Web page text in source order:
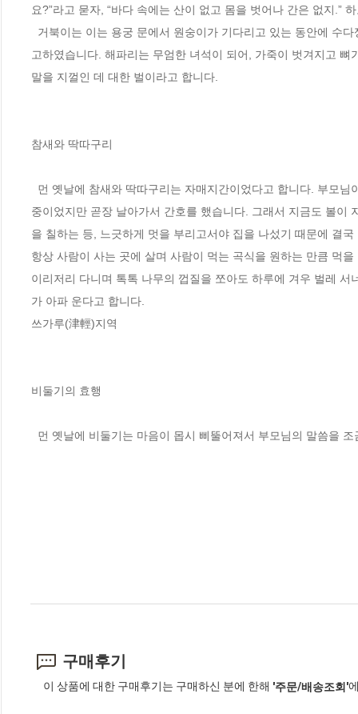
요?”라고 묻자, “바다 속에는 산이 없고 몸을 벗어나 간은 없지.”
고하였습니다. 해파리는 무엄한 녀석이 되어, 가죽이 벗겨지고
말을 지껄인 데 대한 벌이라고 합니다.
참새와 딱따구리
중이었지만 곧장 날아가서 간호를 했습니다. 그래서 지금도 볼이
을 칠하는 등, 느긋하게 멋을 부리고서야 집을 나섰기 때문에 결
항상 사람이 사는 곳에 살며 사람이 먹는 곡식을 원하는 만큼 먹
이리저리 다니며 톡톡 나무의 껍질을 쪼아도 하루에 겨우 벌레
가 아파 운다고 합니다.
쓰가루(津輕)지역
비둘기의 효행
먼 옛날에 비둘기는 마음이 몹시 삐뚤어져서 부모님의 말씀을
구매후기
이 상품에 대한 구매후기는 구매하신 분에 한해 '주문/배송조회'